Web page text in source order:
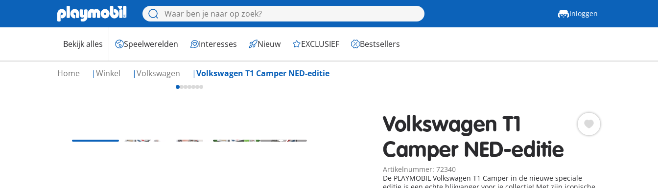
Inloggen
Bekijk alles Speelwerelden Interesses Nieuw EXCLUSIEF Bestsellers
Home Winkel Volkswagen Volkswagen T1 Camper NED-editie
+2
Volkswagen T1
Camper NED-editie
Artikelnummer: 72340
De PLAYMOBIL Volkswagen T1 Camper in de nieuwe speciale